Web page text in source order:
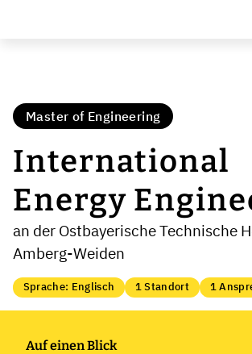
Master of Engineering
International
Energy
an der Ostbayerische Technische
Amberg-Weiden
Sprache: Englisch 1 Standort 1
Auf einen Blick